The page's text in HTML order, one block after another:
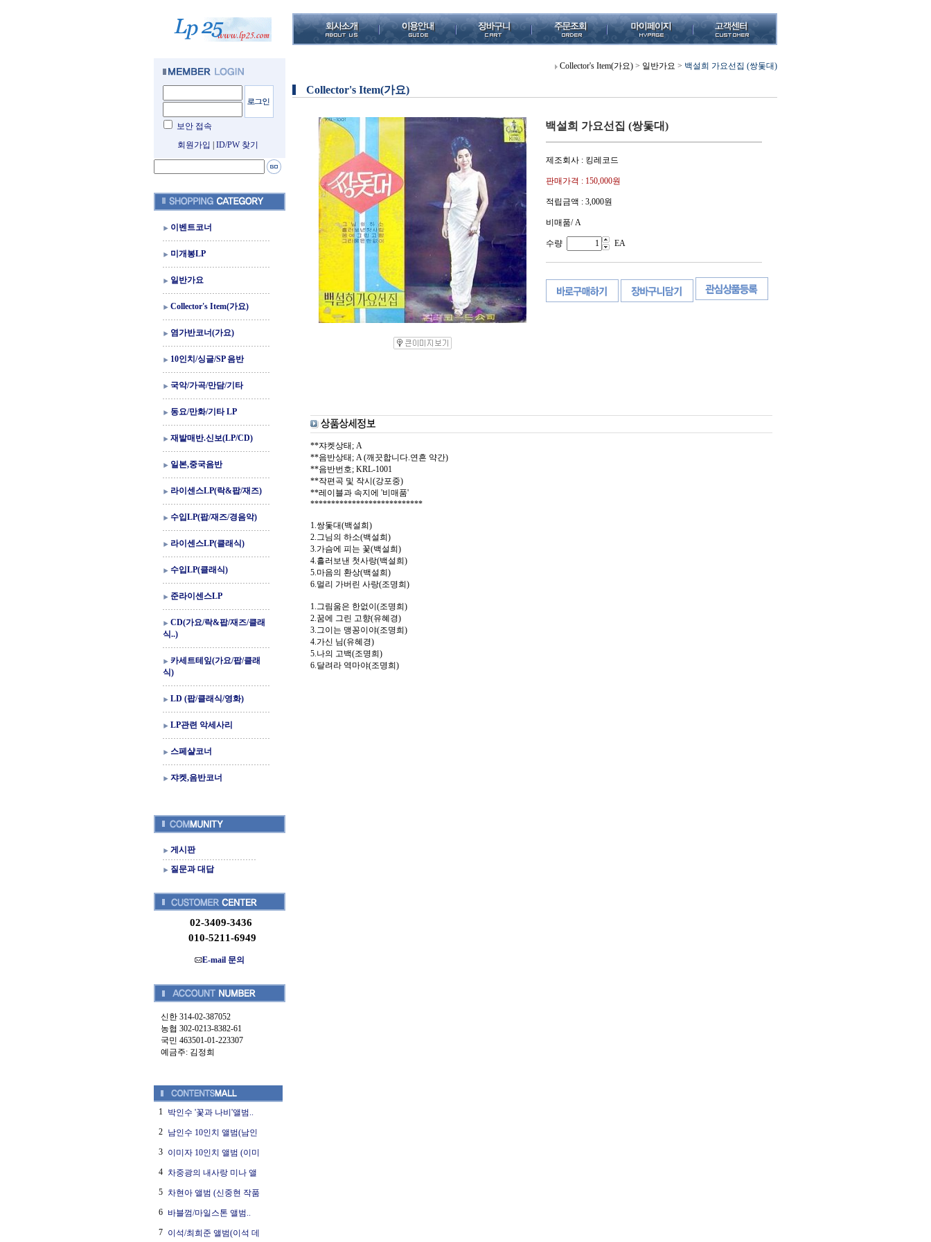
보안 접속
회원가입
ID/PW 찾기
이벤트코너
미개봉LP
일반가요
Collector's Item(가요)
염가반코너(가요)
10인치/싱글/SP 음반
국악/가곡/만담/기타
동요/만화/기타 LP
재발매반.신보(LP/CD)
일본,중국음반
라이센스LP(락&팝/재즈)
수입LP(팝/재즈/경음악)
라이센스LP(클래식)
수입LP(클래식)
준라이센스LP
CD(가요/락&팝/재즈/클래
식..)
카세트테잎(가요/팝/클래
식)
LD (팝/클래식/영화)
LP관련 악세사리
스페샬코너
쟈켓,음반코너
게시판
질문과 대답
02-3409-3436
010-5211-6949
E-mail 문의
신한 314-02-387052
농협 302-0213-8382-61
국민 463501-01-223307
예금주: 김정희
1 박인수 '꽃과 나비'앨범..
2 남인수 10인치 앨범(남인
3 이미자 10인치 앨범 (이미
4 차중광의 내사랑 미나 앨
5 차현아 앨범 (신중현 작품
6 바블껌/마일스톤 앨범..
7 이석/최희준 앨범(이석 데
Collector's Item(가요) > 일반가요 > 백설희 가요선집 (쌍돛대)
Collector's Item(가요)
백설희 가요선집 (쌍돛대)
제조회사 : 킹레코드
판매가격 : 150,000원
적립금액 : 3,000원
비매품/ A
수량 EA
**쟈켓상태; A
**음반상태; A (깨끗합니다.연흔 약간)
**음반번호; KRL-1001
**작편곡 및 작시(강포중)
**레이블과 속지에 '비매품'
***************************
1.쌍돛대(백설희)
2.그님의 하소(백설희)
3.가슴에 피는 꽃(백설희)
4.흘러보낸 첫사랑(백설희)
5.마음의 환상(백설희)
6.멀리 가버린 사랑(조명희)
1.그림움은 한없이(조명희)
2.꿈에 그린 고향(유혜경)
3.그이는 맹꽁이야(조명희)
4.가신 님(유혜경)
5.나의 고백(조명희)
6.달려라 역마야(조명희)